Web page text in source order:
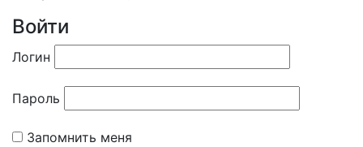
Войти
Логин
Пароль
Запомнить меня